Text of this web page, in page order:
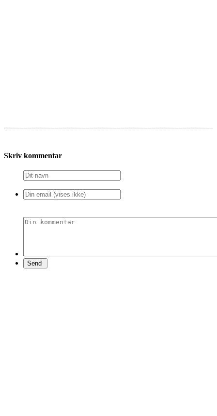
Skriv kommentar